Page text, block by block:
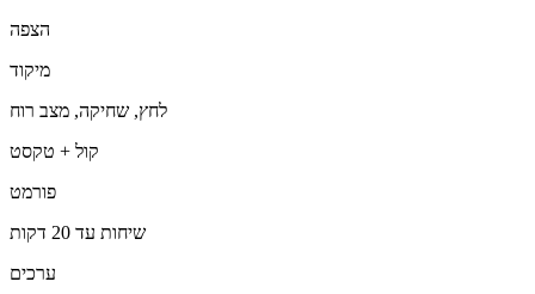
הצפה
מיקוד
לחץ, שחיקה, מצב רוח
קול + טקסט
פורמט
שיחות עד 20 דקות
ערכים